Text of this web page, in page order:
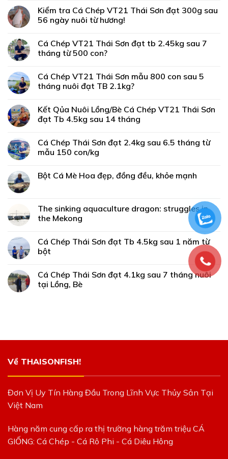
Kiểm tra Cá Chép VT21 Thái Sơn đạt 300g sau
56 ngày nuôi từ hương!
Cá Chép VT21 Thái Sơn đạt tb 2.45kg sau 7
tháng từ 500 con?
Cá Chép VT21 Thái Sơn mẫu 800 con sau 5
tháng nuôi đạt TB 2.1kg?
Kết Qủa Nuôi Lồng/Bè Cá Chép VT21 Thái Sơn
đạt Tb 4.5kg sau 14 tháng
Cá Chép Thái Sơn đạt 2.4kg sau 6.5 tháng từ
mẫu 150 con/kg
Bột Cá Mè Hoa đẹp, đồng đều, khỏe mạnh
The sinking aquaculture dragon: struggles in
the Mekong
Cá Chép Thái Sơn đạt Tb 4.5kg sau 1 năm từ
bột
Cá Chép Thái Sơn đạt 4.1kg sau 7 tháng nuôi
tại Lồng, Bè
Về THAISONFISH!
Đơn Vị Uy Tín Hàng Đầu Trong Lĩnh Vực Thủy Sản Tại
Việt Nam
Hàng năm cung cấp ra thị trường hàng trăm triệu CÁ
GIỐNG: Cá Chép - Cá Rô Phi - Cá Diêu Hông